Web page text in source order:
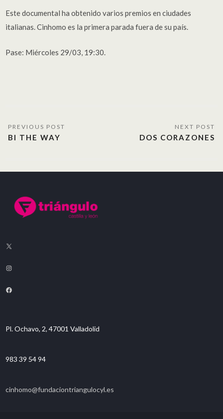
Este documental ha obtenido varios premios en ciudades
italianas. Cinhomo es la primera parada fuera de su país.
Pase: Miércoles 29/03, 19:30.
BI THE WAY DOS CORAZONES
Pl. Ochavo, 2, 47001 Valladolid
983 39 54 94
cinhomo@fundaciontriangulocyl.es